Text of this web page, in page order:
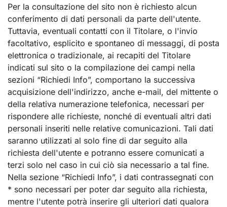
Per la consultazione del sito non è richiesto alcun
conferimento di dati personali da parte dell'utente.
Tuttavia, eventuali contatti con il Titolare, o l'invio
facoltativo, esplicito e spontaneo di messaggi, di posta
elettronica o tradizionale, ai recapiti del Titolare
indicati sul sito o la compilazione dei campi nella
sezioni “Richiedi Info”, comportano la successiva
acquisizione dell'indirizzo, anche e-mail, del mittente o
della relativa numerazione telefonica, necessari per
rispondere alle richieste, nonché di eventuali altri dati
personali inseriti nelle relative comunicazioni. Tali dati
saranno utilizzati al solo fine di dar seguito alla
richiesta dell'utente e potranno essere comunicati a
terzi solo nel caso in cui ciò sia necessario a tal fine.
Nella sezione “Richiedi Info”, i dati contrassegnati con
* sono necessari per poter dar seguito alla richiesta,
mentre l'utente potrà inserire gli ulteriori dati qualora